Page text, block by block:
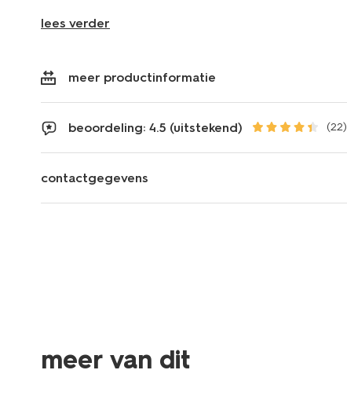
lees verder
meer productinformatie
beoordeling: 4.5 (uitstekend) (22)
contactgegevens
meer van dit